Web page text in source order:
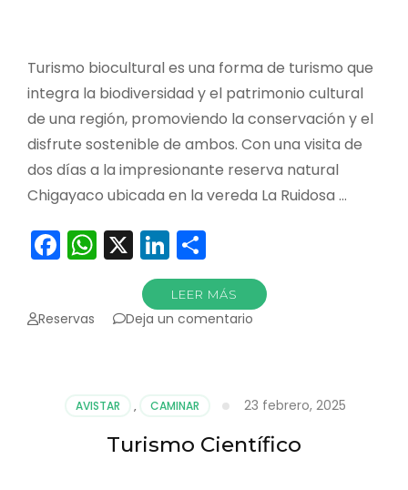
Turismo biocultural es una forma de turismo que
integra la biodiversidad y el patrimonio cultural
de una región, promoviendo la conservación y el
disfrute sostenible de ambos. Con una visita de
dos días a la impresionante reserva natural
Chigayaco ubicada en la vereda La Ruidosa …
Facebook
WhatsApp
X LinkedIn
LEER MÁS
Reservas Deja un comentario
turismo
biocultural
AVISTAR , CAMINAR 23 febrero, 2025
Turismo Científico